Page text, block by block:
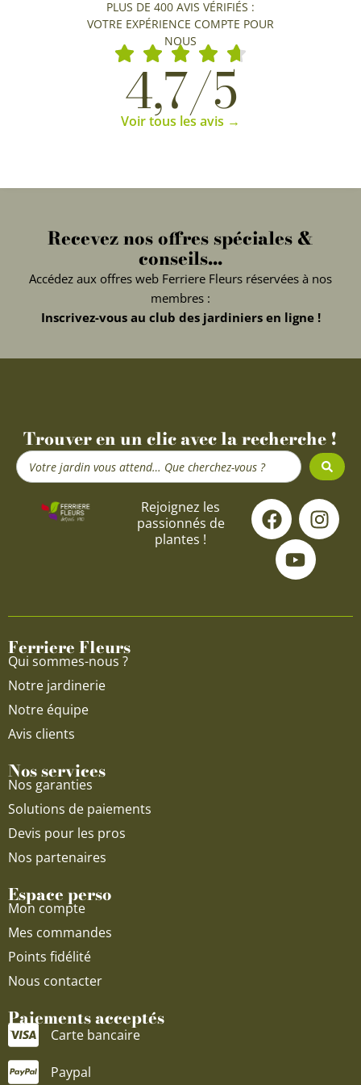
PLUS DE 400 AVIS VÉRIFIÉS :
VOTRE EXPÉRIENCE COMPTE POUR
NOUS
4,7/5
Voir tous les avis →
Recevez nos offres spéciales &
conseils...
Accédez aux offres web Ferriere Fleurs réservées à nos
membres :
Inscrivez-vous au club des jardiniers en ligne !
Trouver en un clic avec la recherche !
Search
...
Rejoignez les
passionnés de
plantes !
F
a
c
e
o
I
n
s
g
Y
o
u
t
u
b
Ferriere Fleurs
Qui sommes-nous ?
Notre jardinerie
Notre équipe
Avis clients
Nos services
Nos garanties
Solutions de paiements
Devis pour les pros
Nos partenaires
Espace perso
Mon compte
Mes commandes
Points fidélité
Nous contacter
Paiements acceptés
Carte bancaire
Paypal